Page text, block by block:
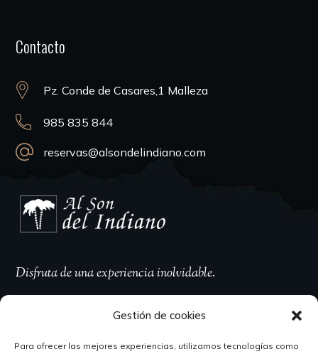
Gestión de cookies
Para ofrecer las mejores experiencias, utilizamos tecnologías como
Contacto
Pz. Conde de Casares,1 Malleza
985 835 844
reservas@alsondelindiano.com
Disfruta de una experiencia inolvidable.